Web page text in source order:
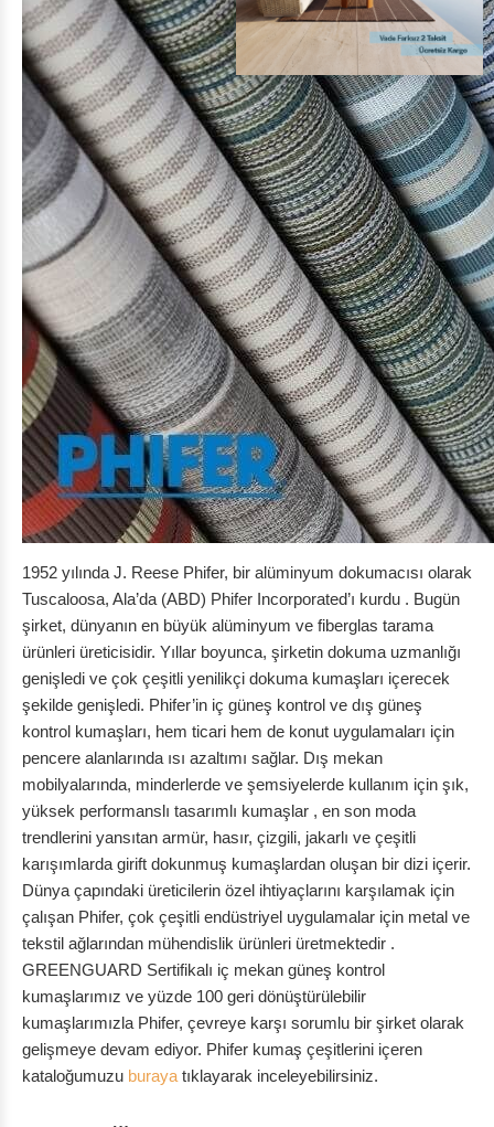
1952 yılında J. Reese Phifer, bir alüminyum dokumacısı olarak
Tuscaloosa, Ala’da (ABD) Phifer Incorporated’ı kurdu . Bugün
şirket, dünyanın en büyük alüminyum ve fiberglas tarama
ürünleri üreticisidir. Yıllar boyunca, şirketin dokuma uzmanlığı
genişledi ve çok çeşitli yenilikçi dokuma kumaşları içerecek
şekilde genişledi. Phifer’in iç güneş kontrol ve dış güneş
kontrol kumaşları, hem ticari hem de konut uygulamaları için
pencere alanlarında ısı azaltımı sağlar. Dış mekan
mobilyalarında, minderlerde ve şemsiyelerde kullanım için şık,
yüksek performanslı tasarımlı kumaşlar , en son moda
trendlerini yansıtan armür, hasır, çizgili, jakarlı ve çeşitli
karışımlarda girift dokunmuş kumaşlardan oluşan bir dizi içerir.
Dünya çapındaki üreticilerin özel ihtiyaçlarını karşılamak için
çalışan Phifer, çok çeşitli endüstriyel uygulamalar için metal ve
tekstil ağlarından mühendislik ürünleri üretmektedir .
GREENGUARD Sertifikalı iç mekan güneş kontrol
kumaşlarımız ve yüzde 100 geri dönüştürülebilir
kumaşlarımızla Phifer, çevreye karşı sorumlu bir şirket olarak
gelişmeye devam ediyor. Phifer kumaş çeşitlerini içeren
kataloğumuzu buraya tıklayarak inceleyebilirsiniz.